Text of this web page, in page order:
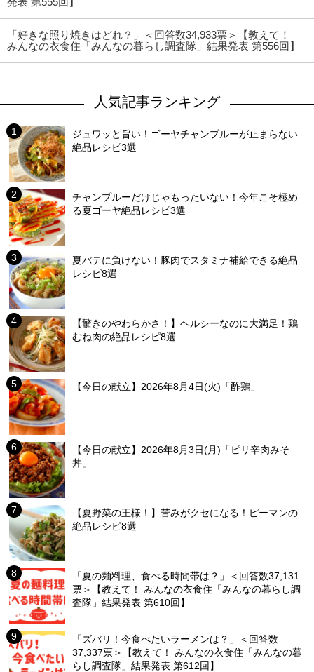
「好きな照り焼きはどれ？」＜回答数34,933票＞【教えて！
みんなの衣食住「みんなの暮らし調査隊」結果発表 第556回】
人気記事ランキング
ジュワッと旨い！ゴーヤチャンプルーが止まらない
絶品レシピ3選
チャンプルーだけじゃもったいない！今年こそ極め
る夏ゴーヤ絶品レシピ3選
夏バテに負けない！豚肉でスタミナ補給できる絶品
レシピ8選
【驚きのやわらかさ！】ヘルシーなのに大満足！鶏
むね肉の絶品レシピ8選
【今日の献立】2026年8月4日(火)「酢鶏」
【今日の献立】2026年8月3日(月)「ピリ辛肉みそ
丼」
【夏野菜の王様！】苦みがクセになる！ピーマンの
絶品レシピ8選
「夏の麺料理、食べる時間帯は？」＜回答数37,131
票＞【教えて！ みんなの衣食住「みんなの暮らし調
査隊」結果発表 第610回】
「ズバリ！今食べたいラーメンは？」＜回答数
37,337票＞【教えて！ みんなの衣食住「みんなの暮
らし調査隊」結果発表 第612回】